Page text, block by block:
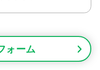
ォーム